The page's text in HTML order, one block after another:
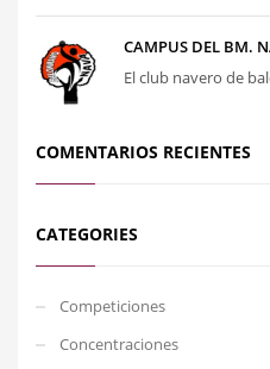
CAMPUS DEL BM.
El club navero de
COMENTARIOS RECIENTES
CATEGORIES
Competiciones
Concentraciones